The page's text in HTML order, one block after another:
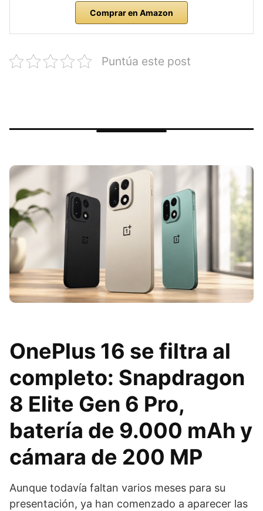
Comprar en Amazon
Puntúa este post
OnePlus 16 se filtra al
completo: Snapdragon
8 Elite Gen 6 Pro,
batería de 9.000 mAh y
cámara de 200 MP
Aunque todavía faltan varios meses para su
presentación, ya han comenzado a aparecer las